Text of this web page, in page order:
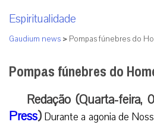
Espiritualidade
Gaudium news > Pompas fúnebres do
Pompas fúnebres do
Redação (Quarta-feira,
Press) Durante a agonia de